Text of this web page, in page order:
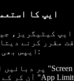
ایپ کا
ایپ کیٹیگریز،
مقرر کرنے
ایپس بھی بلاک کر سکتے ہیں: